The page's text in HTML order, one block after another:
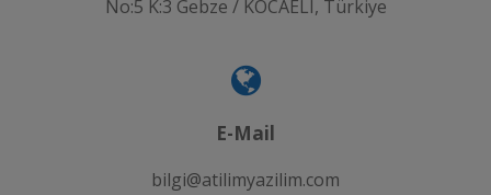
No:5 K:3 Gebze / KOCAELI, Türkiye
E-Mail
bilgi@atilimyazilim.com